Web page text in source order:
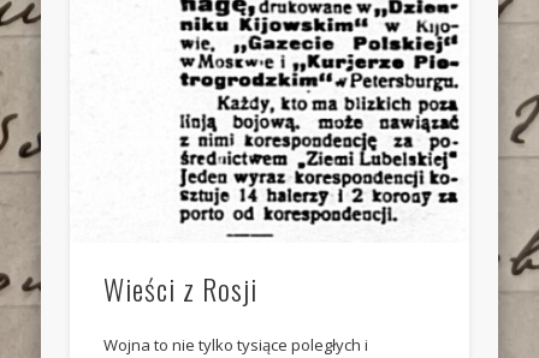
Wieści z Rosji
Wojna to nie tylko tysiące poległych i